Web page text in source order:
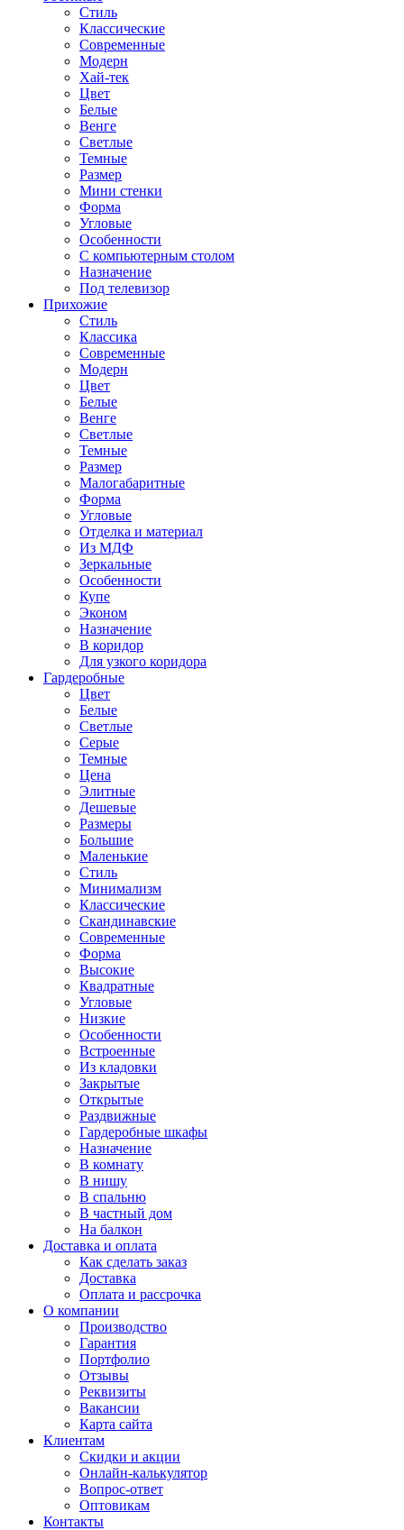
Стиль
Классические
Современные
Модерн
Хай-тек
Цвет
Белые
Венге
Светлые
Темные
Размер
Мини стенки
Форма
Угловые
Особенности
С компьютерным столом
Назначение
Под телевизор
Прихожие
Стиль
Классика
Современные
Модерн
Цвет
Белые
Венге
Светлые
Темные
Размер
Малогабаритные
Форма
Угловые
Отделка и материал
Из МДФ
Зеркальные
Особенности
Купе
Эконом
Назначение
В коридор
Для узкого коридора
Гардеробные
Цвет
Белые
Светлые
Серые
Темные
Цена
Элитные
Дешевые
Размеры
Большие
Маленькие
Стиль
Минимализм
Классические
Скандинавские
Современные
Форма
Высокие
Квадратные
Угловые
Низкие
Особенности
Встроенные
Из кладовки
Закрытые
Открытые
Раздвижные
Гардеробные шкафы
Назначение
В комнату
В нишу
В спальню
В частный дом
На балкон
Доставка и оплата
Как сделать заказ
Доставка
Оплата и рассрочка
О компании
Производство
Гарантия
Портфолио
Отзывы
Реквизиты
Вакансии
Карта сайта
Клиентам
Скидки и акции
Онлайн-калькулятор
Вопрос-ответ
Оптовикам
Контакты